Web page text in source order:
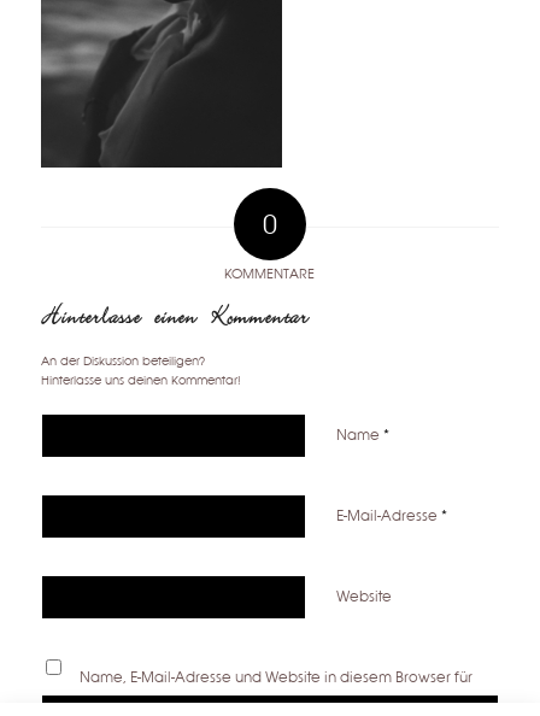
0
KOMMENTARE
Hinterlasse einen Kommentar
An der Diskussion beteiligen?
Hinterlasse uns deinen Kommentar!
Name *
E-Mail-Adresse *
Website
Name, E-Mail-Adresse und Website in diesem Browser für
meinen nächsten Kommentar speichern.